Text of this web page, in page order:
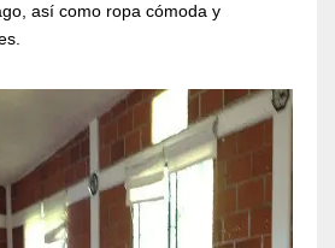
así como ropa cómoda y